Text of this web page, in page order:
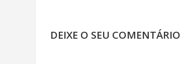
DEIXE O SEU COMENTÁRIO